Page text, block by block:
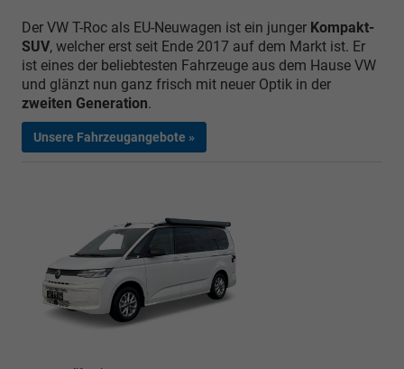
Der VW T-Roc als EU-Neuwagen ist ein junger Kompakt-
SUV, welcher erst seit Ende 2017 auf dem Markt ist. Er
ist eines der beliebtesten Fahrzeuge aus dem Hause VW
und glänzt nun ganz frisch mit neuer Optik in der
zweiten Generation.
Unsere Fahrzeugangebote »